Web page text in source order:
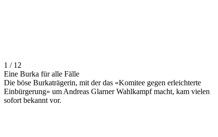
1 / 12
Eine Burka für alle Fälle
Die böse Burkaträgerin, mit der das «Komitee gegen erleichterte
Einbürgerung» um Andreas Glarner Wahlkampf macht, kam vielen
sofort bekannt vor.